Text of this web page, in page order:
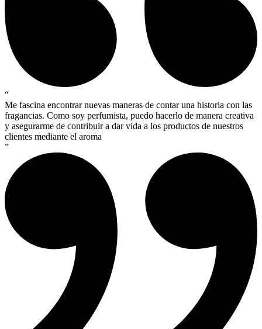
“
Me fascina encontrar nuevas maneras de contar una historia con las
fragancias. Como soy perfumista, puedo hacerlo de manera creativa
y asegurarme de contribuir a dar vida a los productos de nuestros
clientes mediante el aroma
”